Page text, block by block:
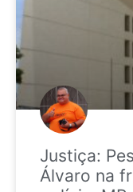
Justiça:
Álvaro na